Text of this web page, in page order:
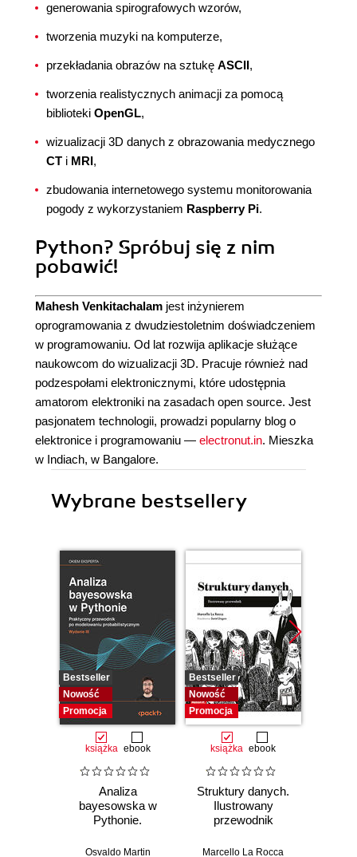
generowania spirografowych wzorów,
tworzenia muzyki na komputerze,
przekładania obrazów na sztukę ASCII,
tworzenia realistycznych animacji za pomocą
biblioteki OpenGL,
wizualizacji 3D danych z obrazowania medycznego
CT i MRI,
zbudowania internetowego systemu monitorowania
pogody z wykorzystaniem Raspberry Pi.
Python? Spróbuj się z nim
pobawić!
Mahesh Venkitachalam jest inżynierem
oprogramowania z dwudziestoletnim doświadczeniem
w programowaniu. Od lat rozwija aplikacje służące
naukowcom do wizualizacji 3D. Pracuje również nad
podzespołami elektronicznymi, które udostępnia
amatorom elektroniki na zasadach open source. Jest
pasjonatem technologii, prowadzi popularny blog o
elektronice i programowaniu — electronut.in. Mieszka
w Indiach, w Bangalore.
Wybrane bestsellery
Bestseller
Nowość
Promocja
książka ebook
Analiza
bayesowska w
Pythonie.
przewodnik po
Osvaldo Martin
Bestseller
Nowość
Promocja
książka ebook
Struktury danych.
Ilustrowany
przewodnik
Marcello La Rocca